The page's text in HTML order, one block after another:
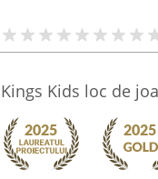
Kings Kids loc de